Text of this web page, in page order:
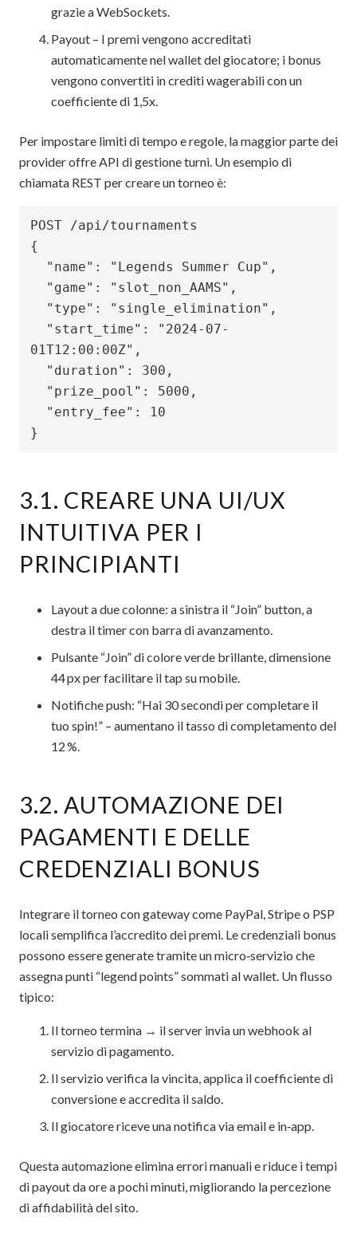
grazie a WebSockets.
Payout – I premi vengono accreditati
automaticamente nel wallet del giocatore; i bonus
vengono convertiti in crediti wagerabili con un
coefficiente di 1,5x.
Per impostare limiti di tempo e regole, la maggior parte dei
provider offre API di gestione turni. Un esempio di
chiamata REST per creare un torneo è:
POST /api/tournaments
{
01T12:00:00Z",
3.1. CREARE UNA UI/UX
INTUITIVA PER I
PRINCIPIANTI
Layout a due colonne: a sinistra il “Join” button, a
destra il timer con barra di avanzamento.
Pulsante “Join” di colore verde brillante, dimensione
44 px per facilitare il tap su mobile.
Notifiche push: “Hai 30 secondi per completare il
tuo spin!” – aumentano il tasso di completamento del
12 %.
3.2. AUTOMAZIONE DEI
PAGAMENTI E DELLE
CREDENZIALI BONUS
Integrare il torneo con gateway come PayPal, Stripe o PSP
locali semplifica l’accredito dei premi. Le credenziali bonus
possono essere generate tramite un micro‑servizio che
assegna punti “legend points” sommati al wallet. Un flusso
tipico:
Il torneo termina → il server invia un webhook al
servizio di pagamento.
Il servizio verifica la vincita, applica il coefficiente di
conversione e accredita il saldo.
Il giocatore riceve una notifica via email e in‑app.
Questa automazione elimina errori manuali e riduce i tempi
di payout da ore a pochi minuti, migliorando la percezione
di affidabilità del sito.